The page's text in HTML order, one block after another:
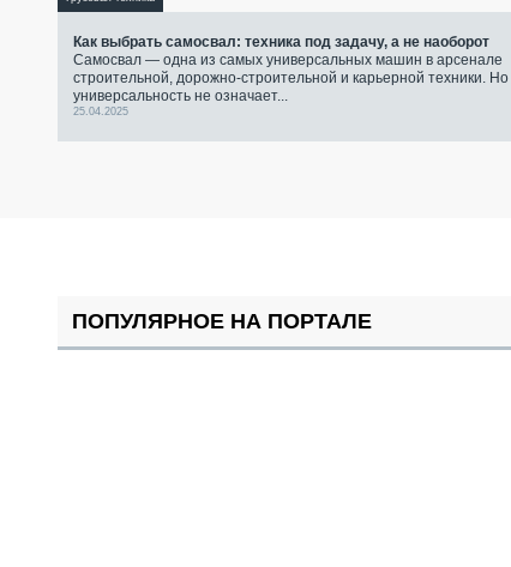
Как выбрать самосвал: техника под задачу, а не наоборот
Самосвал — одна из самых универсальных машин в арсенале
строительной, дорожно-строительной и карьерной техники. Но
универсальность не означает...
25.04.2025
ПОПУЛЯРНОЕ НА ПОРТАЛЕ